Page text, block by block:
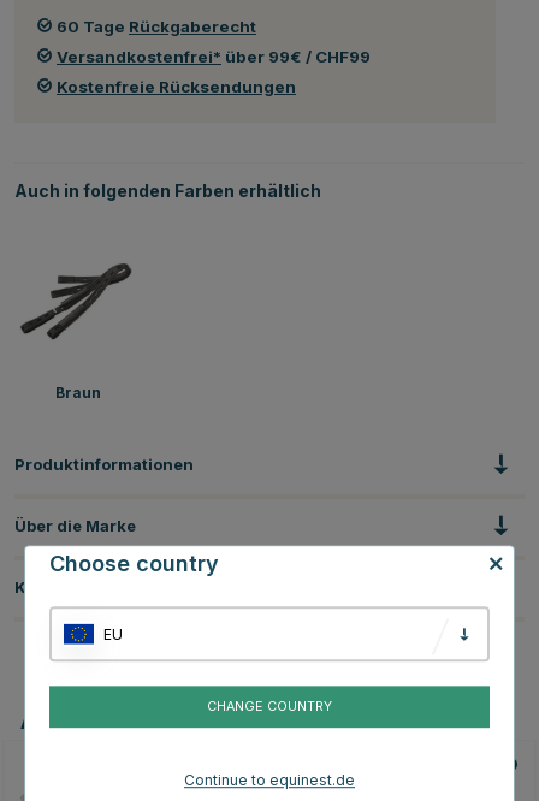
60 Tage Rückgaberecht
Versandkostenfrei* über 99€ / CHF99
Kostenfreie Rücksendungen
Auch in folgenden Farben erhältlich
Braun
Produktinformationen
Über die Marke
Kundenbewertungen
Andere Produkte, die Ihnen gefallen könnten
Choose country
EU
CHANGE COUNTRY
Continue to equinest.de